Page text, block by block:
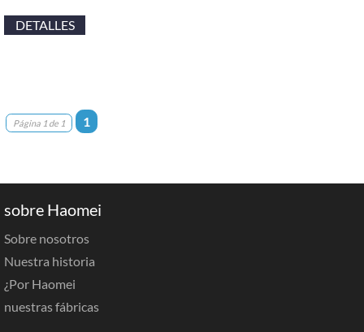
DETALLES
Página 1 de 1 1
sobre Haomei
Sobre nosotros
Nuestra historia
¿Por Haomei
nuestras fábricas